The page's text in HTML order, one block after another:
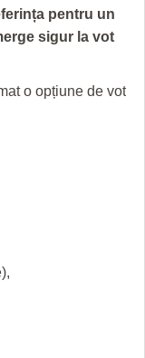
pentru un
sigur la vot
o opțiune de vot